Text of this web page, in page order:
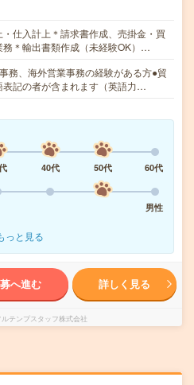
・仕入計上＊請求書作成、売掛金・買
務＊輸出書類作成（未経験OK）…
務、海外営業事務の経験がある方●貿
表記の者が含まれます（英語力…
40代 50代
60代
男性
っと見る
へ進む 詳しく見る
テンプスタッフ株式会社